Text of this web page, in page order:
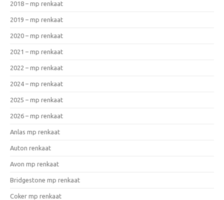
2018 – mp renkaat
2019 – mp renkaat
2020 – mp renkaat
2021 – mp renkaat
2022 – mp renkaat
2024 – mp renkaat
2025 – mp renkaat
2026 – mp renkaat
Anlas mp renkaat
Auton renkaat
Avon mp renkaat
Bridgestone mp renkaat
Coker mp renkaat